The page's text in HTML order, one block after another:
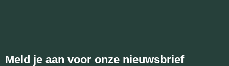
Meld je aan voor onze nieuwsbrief